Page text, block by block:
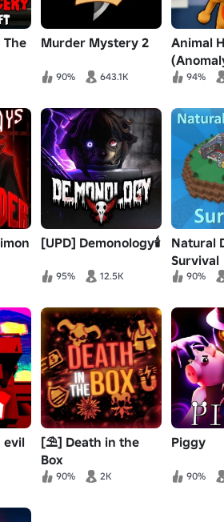
The
Murder Mystery 2
90% 643.1K
Animal
94%
[UPD] Demonology🕯️
95% 12.5K
Natural
Survival
90%
evil
[⛱️] Death in the
Box
90% 2K
Piggy
90%